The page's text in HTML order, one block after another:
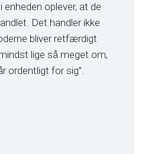
enheden oplever, at de
Det handler ikke
bliver retfærdigt
lige så meget om,
ordentligt for sig”.